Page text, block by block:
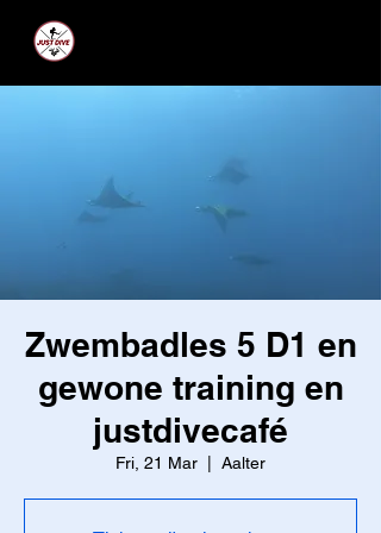
Zwembadles 5 D1 en
gewone training en
justdivecafé
Fri, 21 Mar Aalter